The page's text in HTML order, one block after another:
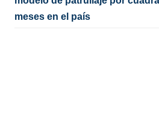
meses en el país